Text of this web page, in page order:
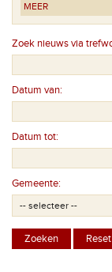
MEER
Zoek nieuws via
Datum van:
Datum tot:
Gemeente: